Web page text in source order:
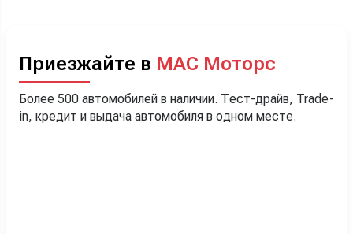
Приезжайте в МАС Моторс
Более 500 автомобилей в наличии. Тест-драйв, Trade-
in, кредит и выдача автомобиля в одном месте.